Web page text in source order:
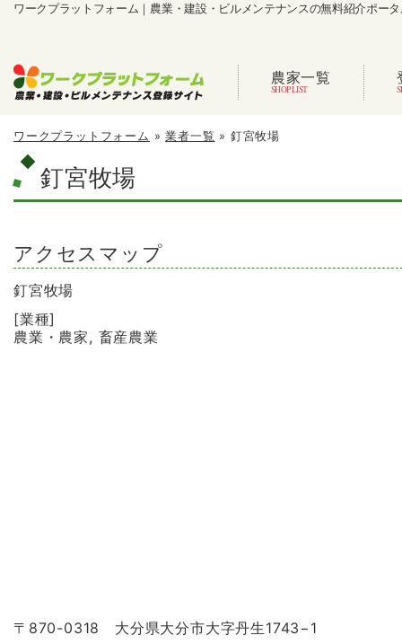
ワークプラットフォーム｜農業・建設・ビルメンテナンスの無料紹介ポー
農家一覧
ワークプラットフォーム »業者一覧 » 釘宮牧場
釘宮牧場
アクセスマップ
釘宮牧場
[業種]
農業・農家, 畜産農業
〒870-0318 大分県大分市大字丹生1743−1